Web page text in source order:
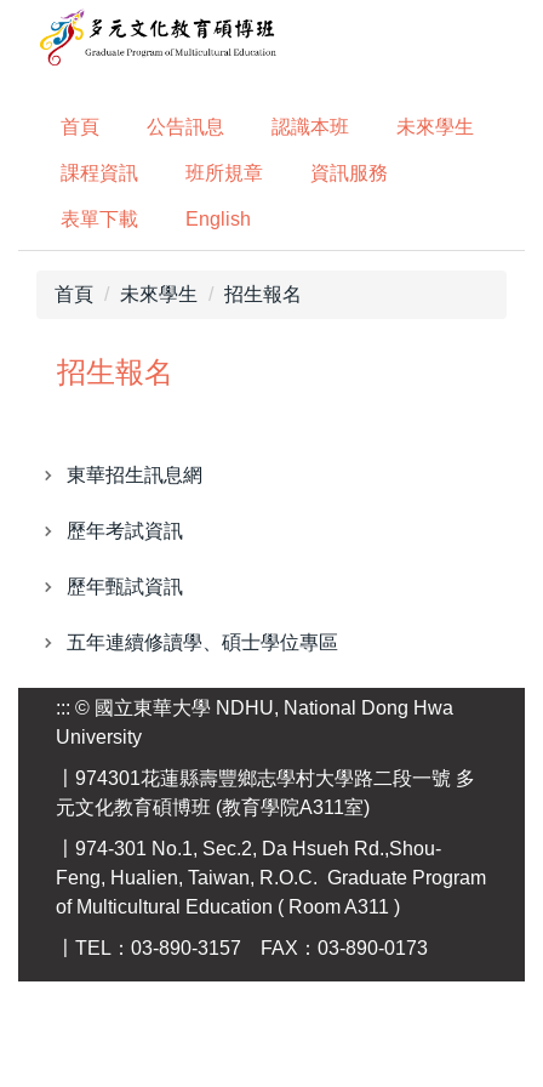
首頁 公告訊息 認識本班 未來學生
課程資訊 班所規章 資訊服務
表單下載 English
首頁 未來學生 招生報名
招生報名
東華招生訊息網
歷年考試資訊
歷年甄試資訊
五年連續修讀學、碩士學位專區
::: © 國立東華大學 NDHU, National Dong Hwa
University
〡974301花蓮縣壽豐鄉志學村大學路二段一號 多
元文化教育碩博班 (教育學院A311室)
〡974-301 No.1, Sec.2, Da Hsueh Rd.,Shou-
Feng, Hualien, Taiwan, R.O.C. Graduate Program
of Multicultural Education ( Room A311 )
〡TEL：03-890-3157 FAX：03-890-0173